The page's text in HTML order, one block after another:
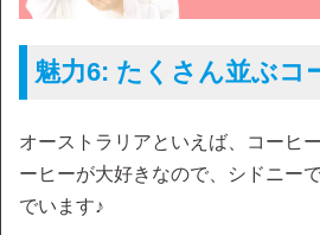
魅力6: たくさん並ぶコ
オーストラリアといえば、コーヒ
ーヒーが大好きなので、シドニー
でいます♪